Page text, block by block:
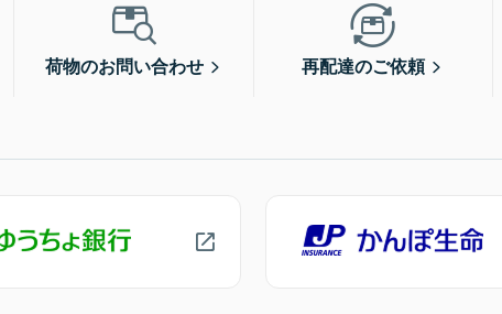
荷物のお問い合わせ 再配達のご依頼